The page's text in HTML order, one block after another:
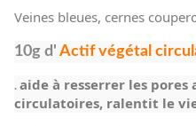
Veines bleues, cernes
10g d' Actif végétal
. aide à resserrer les
circulatoires, ralentit le